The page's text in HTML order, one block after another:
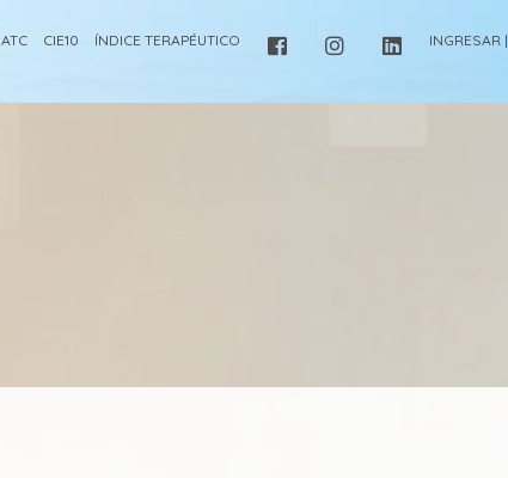
ATC CIE10 ÍNDICE TERAPÉUTICO INGRESAR |